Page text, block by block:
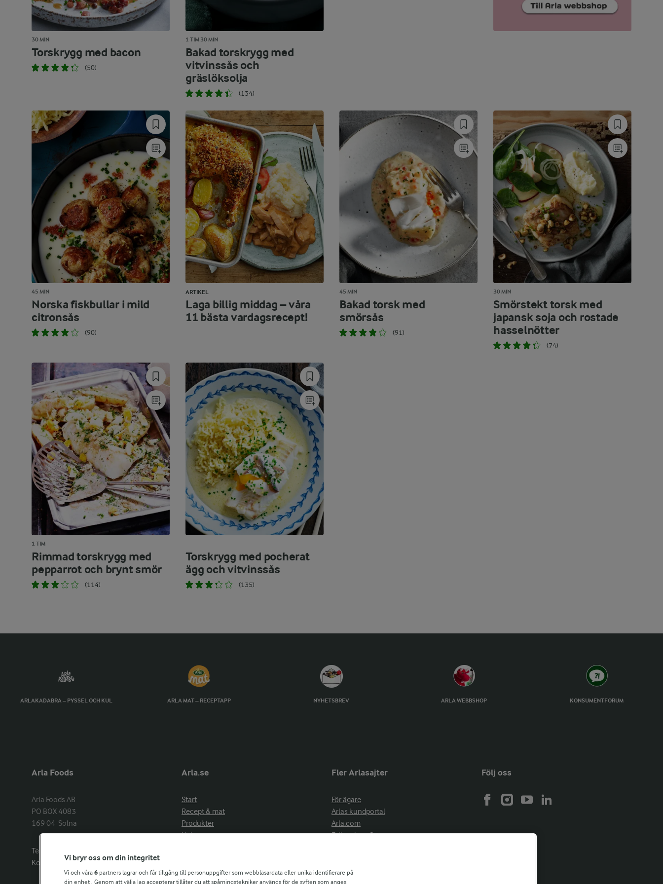
30 MIN
Torskrygg med bacon
(50)
1 TIM 30 MIN
Bakad torskrygg med
vitvinssås och
gräslöksolja
(134)
45 MIN
Norska fiskbullar i mild
citronsås
(90)
ARTIKEL
Laga billig middag – våra
11 bästa vardagsrecept!
45 MIN
Bakad torsk med
smörsås
(91)
30 MIN
Smörstekt torsk med
japansk soja och rostade
hasselnötter
(74)
1 TIM
Rimmad torskrygg med
pepparrot och brynt smör
(114)
Torskrygg med pocherat
ägg och vitvinssås
(135)
ARLAKADABRA – PYSSEL OCH KUL ARLA MAT – RECEPTAPP NYHETSBREV ARLA WEBBSHOP KONSUMENTFORUM
Arla Foods
Arla Foods AB
PO BOX 4083
169 04  Solna
Telefon:
Kontakta oss
Arla.se
Start
Recept & mat
Produkter
Hälsa
Aktuellt
Fler Arlasajter
För ägare
Arlas kundportal
Arla.com
Falbygdens Ost
Följ oss
Vi bryr oss om din integritet
Vi och våra 6 partners lagrar och får tillgång till personuppgifter som webbläsardata eller unika identifierare på
din enhet . Genom att välja Jag accepterar tillåter du att spårningstekniker används för de syften som anges